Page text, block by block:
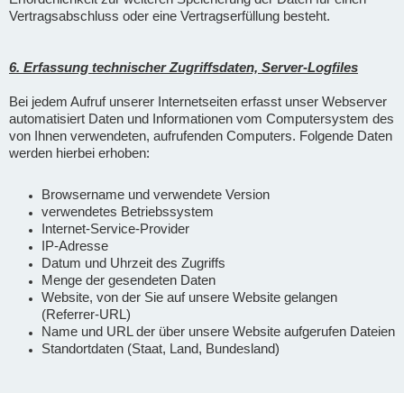
Vertragsabschluss oder eine Vertragserfüllung besteht.
6. Erfassung technischer Zugriffsdaten, Server-Logfiles
Bei jedem Aufruf unserer Internetseiten erfasst unser Webserver
automatisiert Daten und Informationen vom Computersystem des
von Ihnen verwendeten, aufrufenden Computers. Folgende Daten
werden hierbei erhoben:
Browsername und verwendete Version
verwendetes Betriebssystem
Internet-Service-Provider
IP-Adresse
Datum und Uhrzeit des Zugriffs
Menge der gesendeten Daten
Website, von der Sie auf unsere Website gelangen
(Referrer-URL)
Name und URL der über unsere Website aufgerufen Dateien
Standortdaten (Staat, Land, Bundesland)